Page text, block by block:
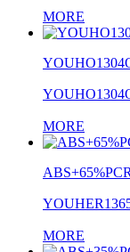
MORE
MORE
ABS+65%PCR
MORE